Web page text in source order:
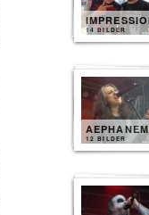
14 BILDER
12 BILDER